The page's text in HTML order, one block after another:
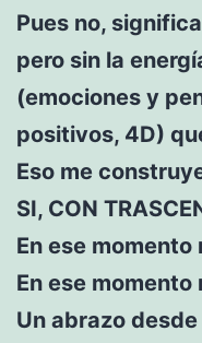
Pues no,
pero sin la
(emociones y
positivos, 4D)
Eso me
SI, CON
En ese momento
En ese momento
Un abrazo